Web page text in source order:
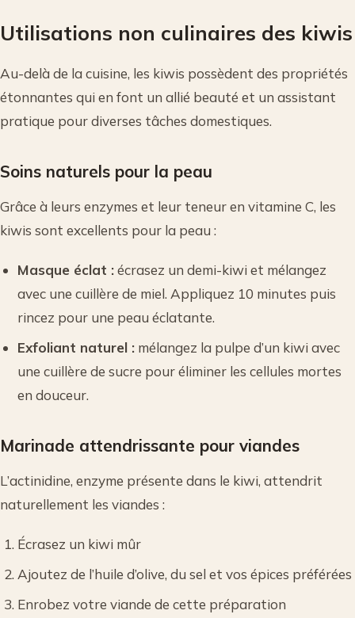
Utilisations non culinaires des kiwis
Au-delà de la cuisine, les kiwis possèdent des propriétés
étonnantes qui en font un allié beauté et un assistant
pratique pour diverses tâches domestiques.
Soins naturels pour la peau
Grâce à leurs enzymes et leur teneur en vitamine C, les
kiwis sont excellents pour la peau :
Masque éclat :écrasez un demi-kiwi et mélangez
avec une cuillère de miel. Appliquez 10 minutes puis
rincez pour une peau éclatante.
Exfoliant naturel : mélangez la pulpe d’un kiwi avec
une cuillère de sucre pour éliminer les cellules mortes
en douceur.
Marinade attendrissante pour viandes
L’actinidine, enzyme présente dans le kiwi, attendrit
naturellement les viandes :
Écrasez un kiwi mûr
Ajoutez de l’huile d’olive, du sel et vos épices préférées
Enrobez votre viande de cette préparation